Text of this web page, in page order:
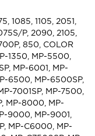
1085, 1105, 2051,
P, 2090, 2105,
850, COLOR
1350, MP-5500,
MP-6001, MP-
6500, MP-6500SP,
7001SP, MP-7500,
MP-8000, MP-
9000, MP-9001,
MP-C6000, MP-